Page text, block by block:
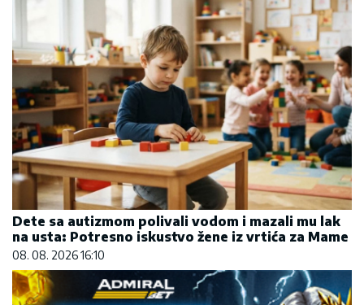
Dete sa autizmom polivali vodom i mazali mu lak
na usta: Potresno iskustvo žene iz vrtića za Mame
08. 08. 2026 16:10